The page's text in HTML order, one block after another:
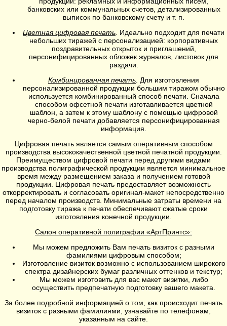
банковских или коммунальных счетов, детализированных
выписок по банковскому счету и т. п.
Цветная цифровая печать Идеально подходит для печати
небольших тиражей с персонализацией: корпоративных
поздравительных открыток и приглашений,
персонифицированных обложек журналов, листовок для
раздачи.
Комбинированная печать . Для изготовления
персонализированной продукции большим тиражом обычно
используется комбинированный способ печати. Сначала
способом офсетной печати изготавливается цветной
шаблон, а затем к этому шаблону с помощью цифровой
черно-белой печати добавляется персонифицированная
информация.
Цифровая печать является самым оперативным способом
производства высококачественной цветной печатной продукции.
Преимуществом цифровой печати перед другими видами
производства полиграфической продукции является минимальное
время между размещением заказа и получением готовой
продукции. Цифровая печать предоставляет возможность
откорректировать и согласовать оригинал-макет непосредственно
перед началом производств. Минимальные затраты времени на
подготовку тиража к печати обеспечивают сжатые сроки
изготовления конечной продукции.
Салон оперативной полиграфии «АртПринтс»:
Мы можем предложить Вам печать визиток с разными
фамилиями цифровым способом;
Изготовление визиток возможно с использованием широкого
спектра дизайнерских бумаг различных оттенков и текстур;
Мы можем изготовить для вас макет визитки, либо
осуществить предпечатную подготовку вашего макета.
За более подробной информацией о том, как происходит печать
визиток с разными фамилиями, узнавайте по телефонам,
указанным на сайте.